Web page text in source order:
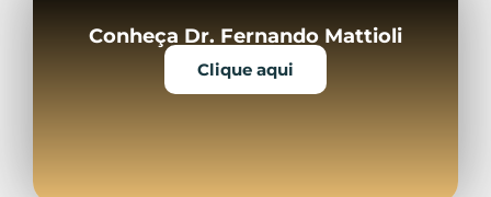
Conheça Dr. Fernando Mattioli
Clique aqui